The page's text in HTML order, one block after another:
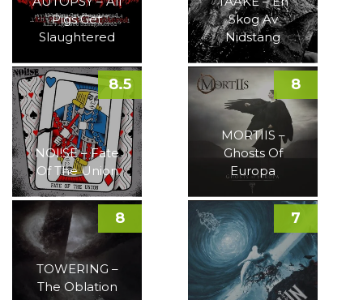
Pigs Get
Slaughtered
Skog Av
Nidstang
NOI!SE – Fate
Of The Union
8.5
MORTIIS –
Ghosts Of
Europa
8
TOWERING –
The Oblation
8 7